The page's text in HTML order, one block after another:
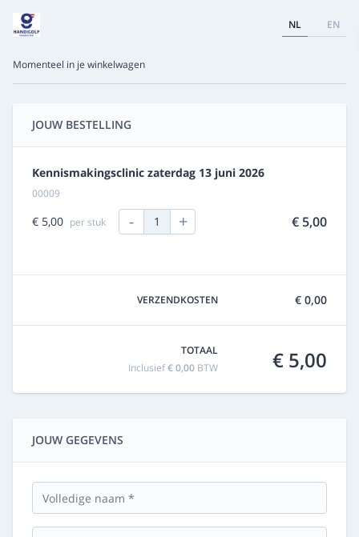
NL EN
Momenteel in je winkelwagen
JOUW BESTELLING
Kennismakingsclinic zaterdag 13 juni 2026
00009
€ 5,00 per stuk - 1 + € 5,00
VERZENDKOSTEN € 0,00
TOTAAL
Inclusief€ 0,00 BTW € 5,00
JOUW GEGEVENS